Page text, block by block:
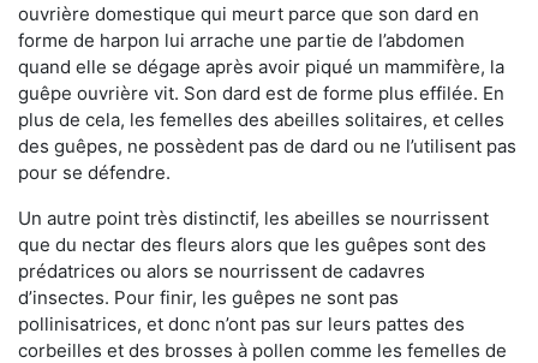
ouvrière domestique qui meurt parce que son dard en
forme de harpon lui arrache une partie de l’abdomen
quand elle se dégage après avoir piqué un mammifère, la
guêpe ouvrière vit. Son dard est de forme plus effilée. En
plus de cela, les femelles des abeilles solitaires, et celles
des guêpes, ne possèdent pas de dard ou ne l’utilisent pas
pour se défendre.
Un autre point très distinctif, les abeilles se nourrissent
que du nectar des fleurs alors que les guêpes sont des
prédatrices ou alors se nourrissent de cadavres
d’insectes. Pour finir, les guêpes ne sont pas
pollinisatrices, et donc n’ont pas sur leurs pattes des
corbeilles et des brosses à pollen comme les femelles de